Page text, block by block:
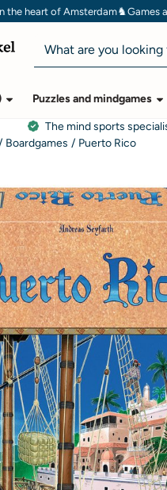
closed.
the heart of Amsterdam♞Games
Search
Puzzles and mindgames
The mind sports
Boardgames / Puerto Rico